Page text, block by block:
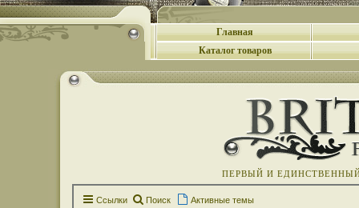
Главная
Каталог товаров
ПЕРВЫЙ И
Ссылки Поиск Активные темы